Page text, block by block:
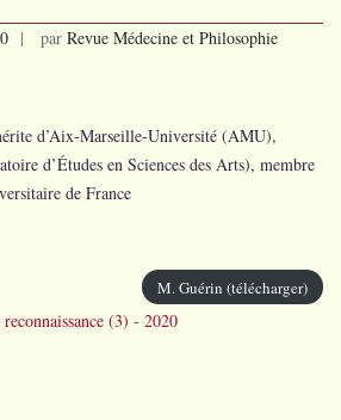
par Revue Médecine et Philosophie
d’Aix-Marseille-Université (AMU),
d’Études en Sciences des Arts), membre
de France
M. Guérin (télécharger)
(3) - 2020